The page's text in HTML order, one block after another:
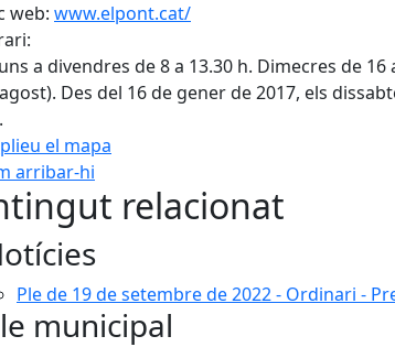
web: www.elpont.cat/
a divendres de 8 a 13.30 h. Dimecres de 16
Des del 16 de gener de 2017, els
el mapa
arribar-hi
relacionat
Ple de 19 de setembre de 2022 - Ordinari -
municipal